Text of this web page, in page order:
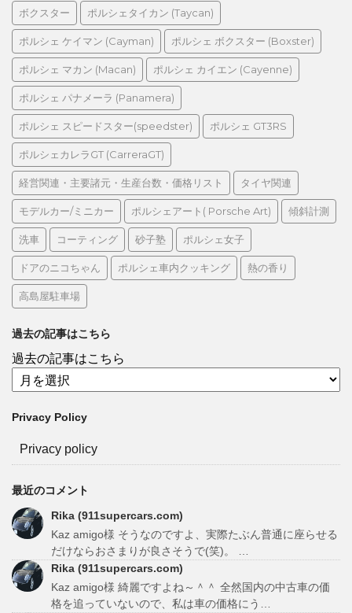
ボクスター ポルシェタイカン (Taycan)
ポルシェ ケイマン (Cayman) ポルシェ ボクスター (Boxster)
ポルシェ マカン (Macan) ポルシェ カイエン (Cayenne)
ポルシェ パナメーラ (Panamera)
ポルシェ スピードスター(speedster) ポルシェ GT3RS
ポルシェカレラGT (CarreraGT)
経営関連・主要諸元・生産台数・価格リスト タイヤ関連
モデルカー/ミニカー ポルシェアート( Porsche Art) 傾斜計測
洗車 コーティング 砂子塾 ポルシェ女子
ドアのニコちゃん ポルシェ車内クッキング 熱の香り
高島屋駐車場
過去の記事はこちら
過去の記事はこちら
Privacy Policy
Privacy policy
最近のコメント
Rika (911supercars.com)
Kaz amigo様 そうなのですよ、実際たぶん普通に座らせる
だけならおさまりが良さそうで(笑)。 …
Rika (911supercars.com)
Kaz amigo様 綺麗ですよね～＾＾ 全然国内の中古車の価
格を追っていないので、私は車の価格にう…